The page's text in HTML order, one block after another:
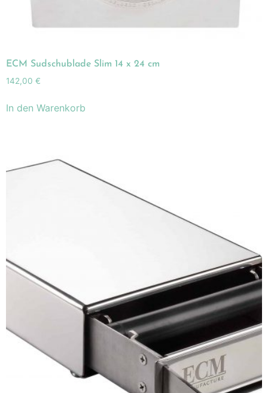
ECM Sudschublade Slim 14 x 24 cm
142,00 €
In den Warenkorb